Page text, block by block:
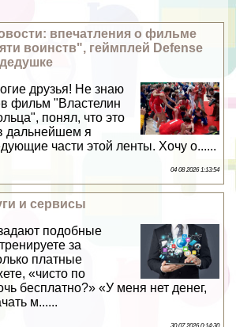
впечатления о фильме
воинств", гeймплей Defense
друзья! Не знаю
фильм "Властелин
понял, что это
дальнейшем я
части этой ленты. Хочу о......
04 08 2026 1:13:54
и сервисы
подобные
за
платные
«чисто по
бесплатно?» «У меня нет денег,
м......